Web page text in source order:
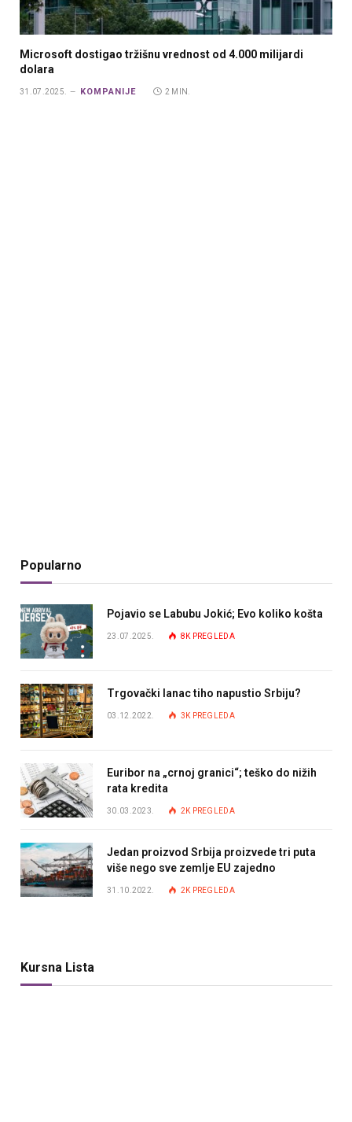
Microsoft dostigao tržišnu vrednost od 4.000 milijardi
dolara
31.07.2025. KOMPANIJE 2 MIN.
Popularno
Pojavio se Labubu Jokić; Evo koliko košta
23.07.2025. 8K PREGLEDA
Trgovački lanac tiho napustio Srbiju?
03.12.2022. 3K PREGLEDA
Euribor na „crnoj granici“; teško do nižih
rata kredita
30.03.2023. 2K PREGLEDA
Jedan proizvod Srbija proizvede tri puta
više nego sve zemlje EU zajedno
31.10.2022. 2K PREGLEDA
Kursna Lista